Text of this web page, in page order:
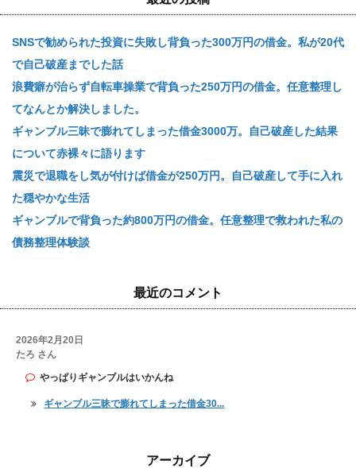
SNSで勧められた投資に失敗し背負った300万円の借金。私が20代
で自己破産までした話
浪費癖が治らず自転車操業で背負った250万円の借金。任意整理し
てなんとか解決しました。
ギャンブル三昧で膨れてしまった借金3000万。自己破産した結果
について赤裸々に語ります
震災で退職をし気が付けば借金が250万円。自己破産して手に入れ
た穏やかな生活
ギャンブルで背負った約800万円の借金。任意整理で救われた私の
債務整理体験談
最近のコメント
2026年2月20日
たろ さん
やっぱりギャンブルはいかんね
ギャンブル三昧で膨れてしまった借金30...
アーカイブ